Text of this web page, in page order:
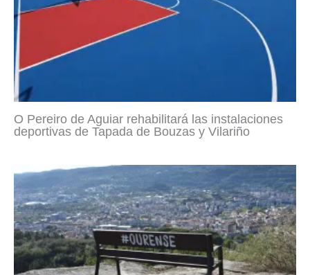
O Pereiro de Aguiar rehabilitará las instalaciones
deportivas de Tapada de Bouzas y Vilariño